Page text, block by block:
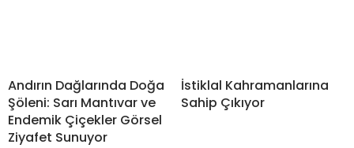
Andırın Dağlarında Doğa
Şöleni: Sarı Mantıvar ve
Endemik Çiçekler Görsel
Ziyafet Sunuyor
İstiklal Kahramanlarına
Sahip Çıkıyor